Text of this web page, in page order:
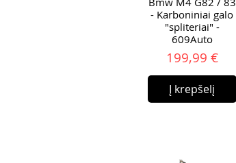
- Karboniniai galo
"spliteriai" -
609Auto
Kaina
199,99 €
Į krepšelį